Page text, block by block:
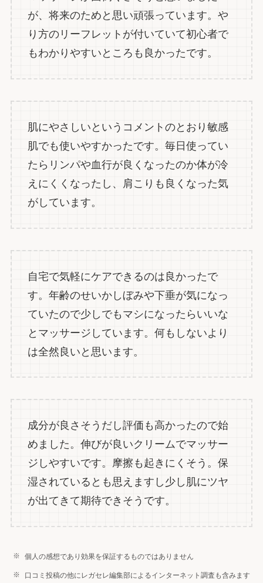
が、将来のためと思い頑張っています。や
り方のリーフレットが付いていて初心者で
もわかりやすいところも良かったです。
肌にやさしいというコメントのとおり敏感
肌でも使いやすかったです。毎日使ってい
たらリンパや血行が良くなったのか体が冷
えにくくなったし、肩こりも良くなった気
がしています。
自宅で気軽にケアできるのは良かったで
す。年齢のせいかしぼみや下垂が気になっ
ていたので少しでもマシになったらいいな
とマッサージしています。何もしないより
は全然良いと思います。
成分が良さそうだし評価も高かったので始
めました。伸びが良いクリームでマッサー
ジしやすいです。摩擦も起きにくそう。保
湿されているとも思えますし少し肌にツヤ
が出てきて期待できそうです。
個人の感想であり効果を保証するものではありません
口コミ投稿の他にレガセレ編集部によるインターネット調査も含みます